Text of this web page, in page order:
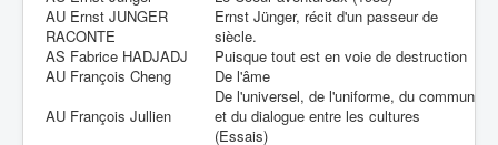
AU Ernst JUNGER
RACONTE
Ernst Jünger, récit d'un passeur de
siècle.
AS Fabrice HADJADJ
Puisque tout est en voie de destruction
AU François Cheng
De l'âme
AU François Jullien
De l'universel, de l'uniforme, du commun
et du dialogue entre les cultures
(Essais)